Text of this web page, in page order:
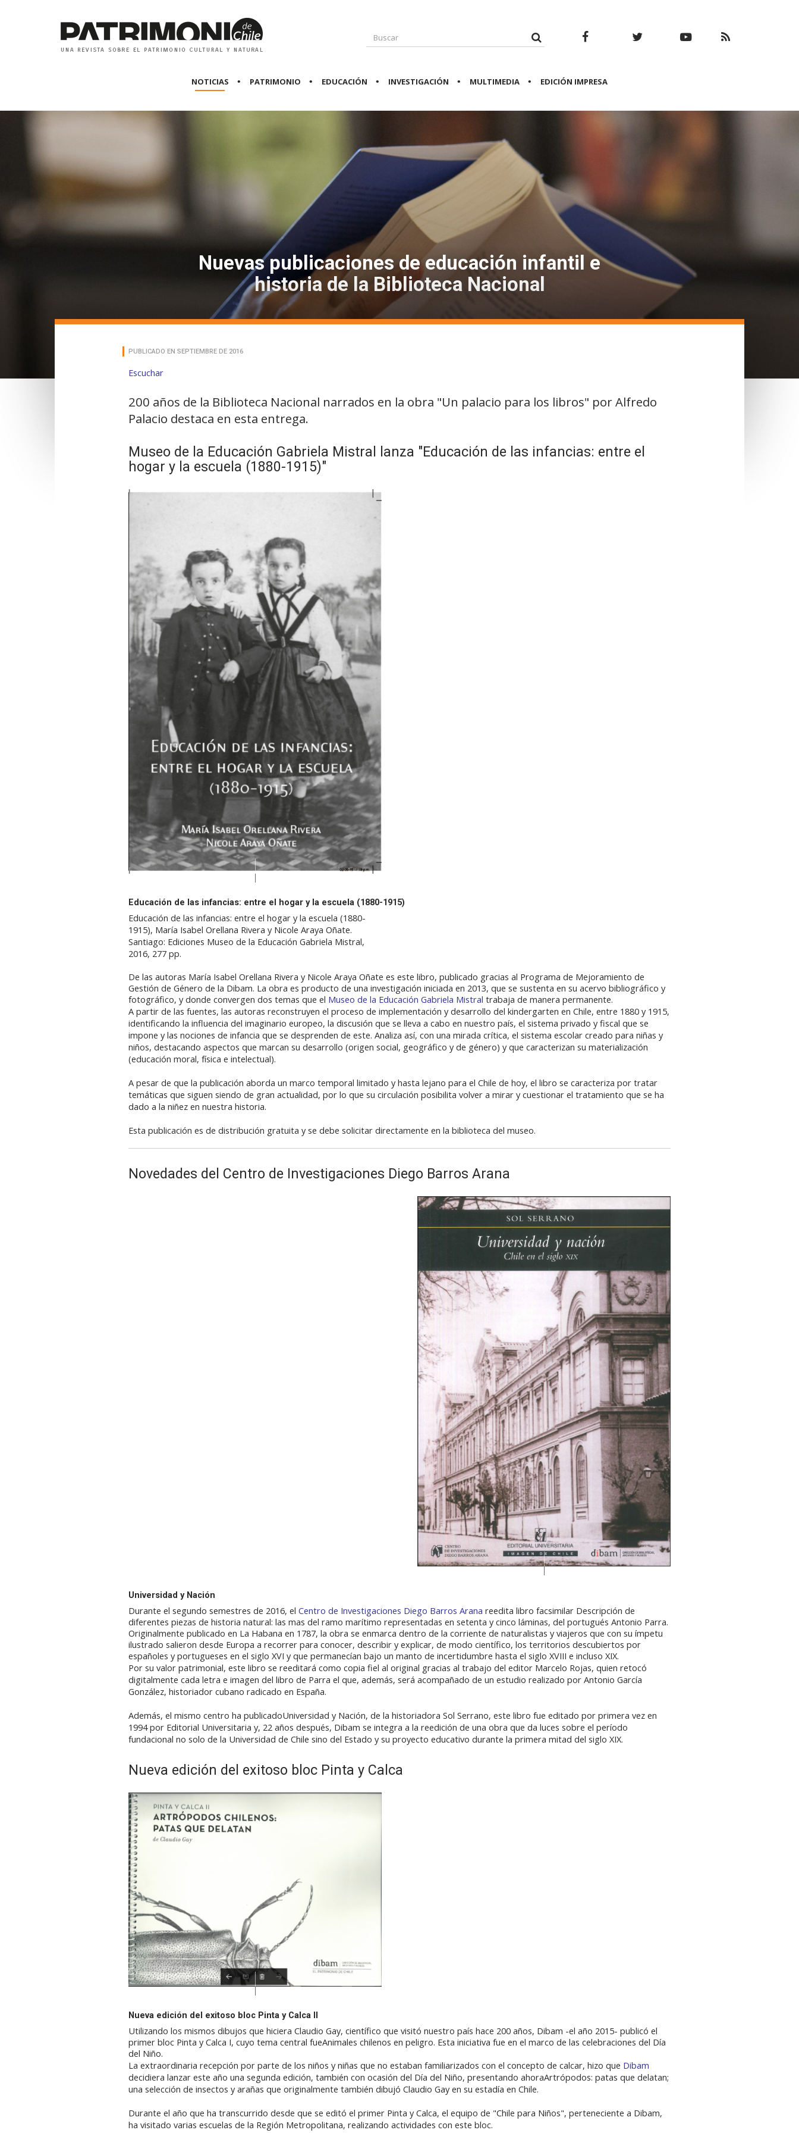
NOTICIAS PATRIMONIO EDUCACIÓN INVESTIGACIÓN MULTIMEDIA EDICIÓN IMPRESA
Nuevas publicaciones de educación infantil e
historia de la Biblioteca Nacional
PUBLICADO EN SEPTIEMBRE DE 2016
Escuchar
200 años de la Biblioteca Nacional narrados en la obra "Un palacio para los libros" por Alfredo
Palacio destaca en esta entrega.
Museo de la Educación Gabriela Mistral lanza "Educación de las infancias: entre el
hogar y la escuela (1880-1915)"
Educación de las infancias: entre el hogar y la escuela (1880-1915)
Educación de las infancias: entre el hogar y la escuela (1880-
1915), María Isabel Orellana Rivera y Nicole Araya Oñate.
Santiago: Ediciones Museo de la Educación Gabriela Mistral,
2016, 277 pp.
De las autoras María Isabel Orellana Rivera y Nicole Araya Oñate es este libro, publicado gracias al Programa de Mejoramiento de
Gestión de Género de la Dibam. La obra es producto de una investigación iniciada en 2013, que se sustenta en su acervo bibliográfico y
fotográfico, y donde convergen dos temas que el Museo de la Educación Gabriela Mistral trabaja de manera permanente.
A partir de las fuentes, las autoras reconstruyen el proceso de implementación y desarrollo del kindergarten en Chile, entre 1880 y 1915,
identificando la influencia del imaginario europeo, la discusión que se lleva a cabo en nuestro país, el sistema privado y fiscal que se
impone y las nociones de infancia que se desprenden de este. Analiza así, con una mirada crítica, el sistema escolar creado para niñas y
niños, destacando aspectos que marcan su desarrollo (origen social, geográfico y de género) y que caracterizan su materialización
(educación moral, física e intelectual).
A pesar de que la publicación aborda un marco temporal limitado y hasta lejano para el Chile de hoy, el libro se caracteriza por tratar
temáticas que siguen siendo de gran actualidad, por lo que su circulación posibilita volver a mirar y cuestionar el tratamiento que se ha
dado a la niñez en nuestra historia.
Esta publicación es de distribución gratuita y se debe solicitar directamente en la biblioteca del museo.
Novedades del Centro de Investigaciones Diego Barros Arana
Universidad y Nación
Durante el segundo semestres de 2016, el Centro de Investigaciones Diego Barros Arana reedita libro facsimilar Descripción de
diferentes piezas de historia natural: las mas del ramo marítimo representadas en setenta y cinco láminas, del portugués Antonio Parra.
Originalmente publicado en La Habana en 1787, la obra se enmarca dentro de la corriente de naturalistas y viajeros que con su ímpetu
ilustrado salieron desde Europa a recorrer para conocer, describir y explicar, de modo científico, los territorios descubiertos por
españoles y portugueses en el siglo XVI y que permanecían bajo un manto de incertidumbre hasta el siglo XVIII e incluso XIX.
Por su valor patrimonial, este libro se reeditará como copia fiel al original gracias al trabajo del editor Marcelo Rojas, quien retocó
digitalmente cada letra e imagen del libro de Parra el que, además, será acompañado de un estudio realizado por Antonio García
González, historiador cubano radicado en España.
Además, el mismo centro ha publicadoUniversidad y Nación, de la historiadora Sol Serrano, este libro fue editado por primera vez en
1994 por Editorial Universitaria y, 22 años después, Dibam se integra a la reedición de una obra que da luces sobre el período
fundacional no solo de la Universidad de Chile sino del Estado y su proyecto educativo durante la primera mitad del siglo XIX.
Nueva edición del exitoso bloc Pinta y Calca
Nueva edición del exitoso bloc Pinta y Calca II
Utilizando los mismos dibujos que hiciera Claudio Gay, científico que visitó nuestro país hace 200 años, Dibam -el año 2015- publicó el
primer bloc Pinta y Calca I, cuyo tema central fueAnimales chilenos en peligro. Esta iniciativa fue en el marco de las celebraciones del Día
del Niño.
La extraordinaria recepción por parte de los niños y niñas que no estaban familiarizados con el concepto de calcar, hizo que Dibam
decidiera lanzar este año una segunda edición, también con ocasión del Día del Niño, presentando ahoraArtrópodos: patas que delatan;
una selección de insectos y arañas que originalmente también dibujó Claudio Gay en su estadía en Chile.
Durante el año que ha transcurrido desde que se editó el primer Pinta y Calca, el equipo de "Chile para Niños", perteneciente a Dibam,
ha visitado varias escuelas de la Región Metropolitana, realizando actividades con este bloc.